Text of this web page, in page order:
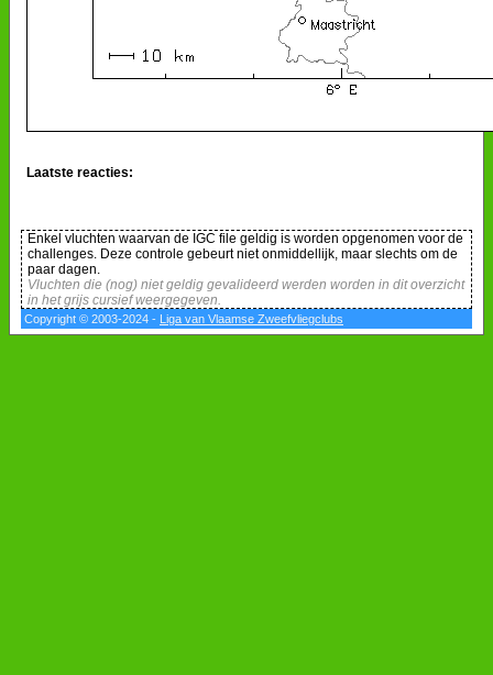
Laatste reacties:
Enkel vluchten waarvan de IGC file geldig is worden opgenomen voor de
challenges. Deze controle gebeurt niet onmiddellijk, maar slechts om de
paar dagen.
Vluchten die (nog) niet geldig gevalideerd werden worden in dit overzicht
in het grijs cursief weergegeven.
Copyright © 2003-2024 - Liga van Vlaamse Zweefvliegclubs